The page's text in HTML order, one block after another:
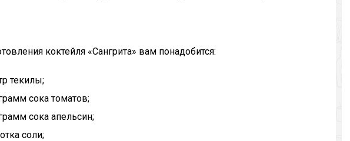
коктейля «Сангрита» вам понадобится:
текилы;
сока томатов;
сока апельсин;
соли;